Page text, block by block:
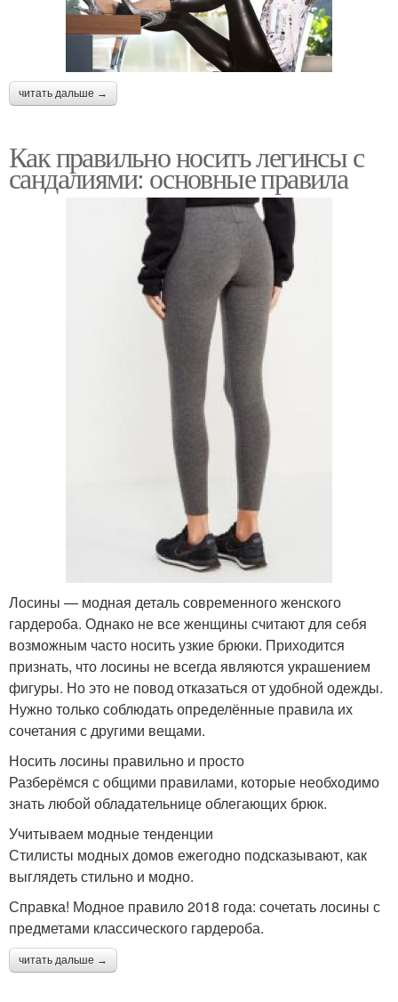
читать дальше →
Как правильно носить легинсы с
сандалиями: основные правила
Лосины — модная деталь современного женского
гардероба. Однако не все женщины считают для себя
возможным часто носить узкие брюки. Приходится
признать, что лосины не всегда являются украшением
фигуры. Но это не повод отказаться от удобной одежды.
Нужно только соблюдать определённые правила их
сочетания с другими вещами.
Носить лосины правильно и просто
Разберёмся с общими правилами, которые необходимо
знать любой обладательнице облегающих брюк.
Учитываем модные тенденции
Стилисты модных домов ежегодно подсказывают, как
выглядеть стильно и модно.
Справка! Модное правило 2018 года: сочетать лосины с
предметами классического гардероба.
читать дальше →